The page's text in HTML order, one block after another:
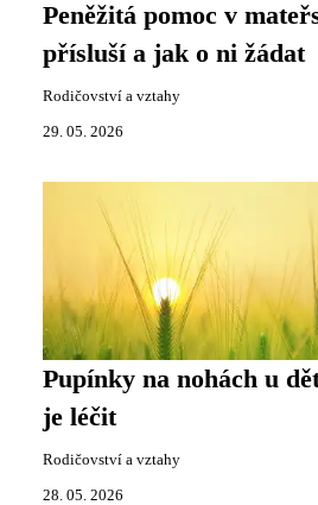
Peněžitá pomoc v
přísluší a jak o ni žádat
Rodičovství a vztahy
29. 05. 2026
Pupínky na nohách u
je léčit
Rodičovství a vztahy
28. 05. 2026